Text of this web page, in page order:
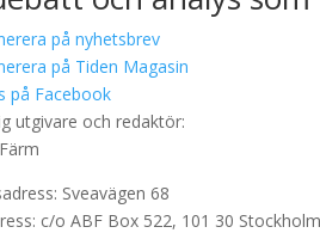
på nyhetsbrev
på Tiden Magasin
på Facebook
utgivare och redaktör:
Sveavägen 68
c/o ABF Box 522, 101 30